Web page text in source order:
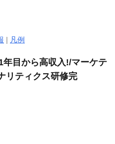
| 凡例
目から高収入!/マーケテ
リティクス研修完